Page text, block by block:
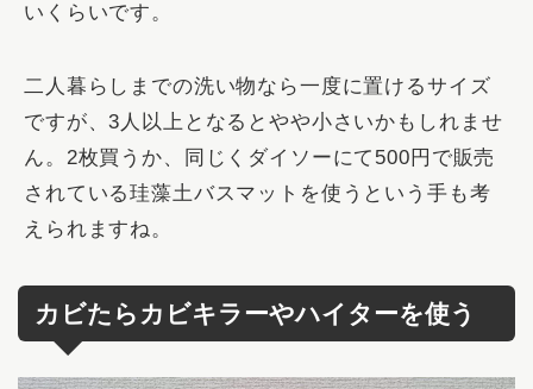
いくらいです。
二人暮らしまでの洗い物なら一度に置けるサイズ
ですが、3人以上となるとやや小さいかもしれませ
ん。2枚買うか、同じくダイソーにて500円で販売
されている珪藻土バスマットを使うという手も考
えられますね。
カビたらカビキラーやハイターを使う